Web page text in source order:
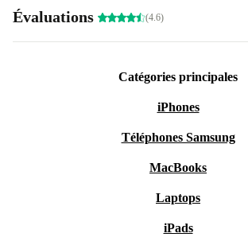
Évaluations (4.6)
Catégories principales
iPhones
Téléphones Samsung
MacBooks
Laptops
iPads